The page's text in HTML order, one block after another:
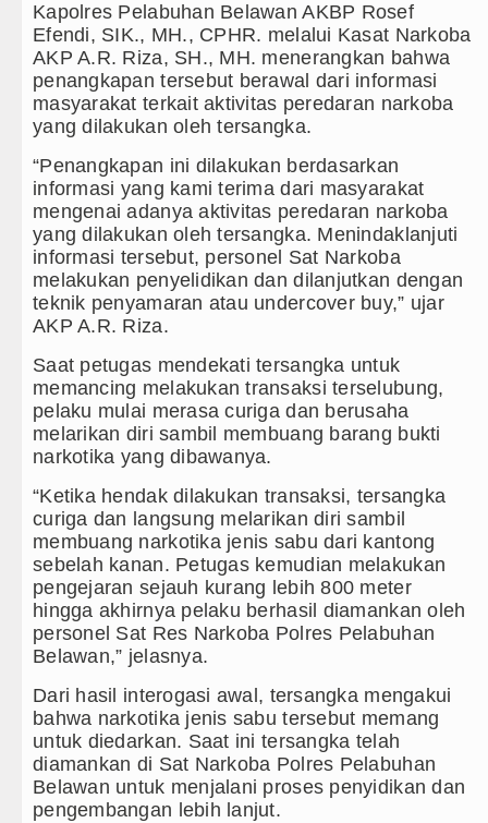
Rico Waas Tinjau Rehabilitasi 3
Bappelitbangda Toba Gelar
Wali Kota Medan Dikukuhkan
Sebut LSL Pengidap HIV/AIDS
Arsenal Dibungkam Real Betis
Kapolres Pelabuhan Belawan AKBP Rosef
Efendi, SIK., MH., CPHR. melalui Kasat Narkoba
AKP A.R. Riza, SH., MH. menerangkan bahwa
penangkapan tersebut berawal dari informasi
masyarakat terkait aktivitas peredaran narkoba
yang dilakukan oleh tersangka.
“Penangkapan ini dilakukan berdasarkan
informasi yang kami terima dari masyarakat
mengenai adanya aktivitas peredaran narkoba
yang dilakukan oleh tersangka. Menindaklanjuti
informasi tersebut, personel Sat Narkoba
melakukan penyelidikan dan dilanjutkan dengan
teknik penyamaran atau undercover buy,” ujar
AKP A.R. Riza.
Saat petugas mendekati tersangka untuk
memancing melakukan transaksi terselubung,
pelaku mulai merasa curiga dan berusaha
melarikan diri sambil membuang barang bukti
narkotika yang dibawanya.
“Ketika hendak dilakukan transaksi, tersangka
curiga dan langsung melarikan diri sambil
membuang narkotika jenis sabu dari kantong
sebelah kanan. Petugas kemudian melakukan
pengejaran sejauh kurang lebih 800 meter
hingga akhirnya pelaku berhasil diamankan oleh
personel Sat Res Narkoba Polres Pelabuhan
Belawan,” jelasnya.
Dari hasil interogasi awal, tersangka mengakui
bahwa narkotika jenis sabu tersebut memang
untuk diedarkan. Saat ini tersangka telah
diamankan di Sat Narkoba Polres Pelabuhan
Belawan untuk menjalani proses penyidikan dan
pengembangan lebih lanjut.